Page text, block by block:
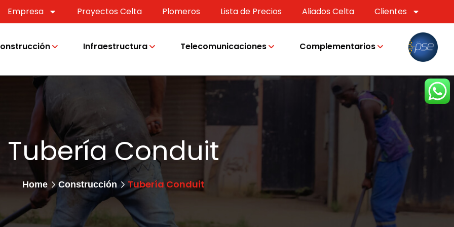
Empresa Proyectos Celta Plomeros Lista de Precios Aliados Celta Clientes
Infraestructura Telecomunicaciones Complementarios
Tubería Conduit
Home Construcción Tubería Conduit